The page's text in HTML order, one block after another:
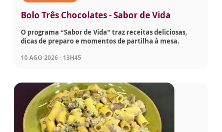
Bolo Três Chocolates - Sabor de Vida
O programa “Sabor de Vida” traz receitas deliciosas,
dicas de preparo e momentos de partilha à mesa.
10 AGO 2026 - 13H45